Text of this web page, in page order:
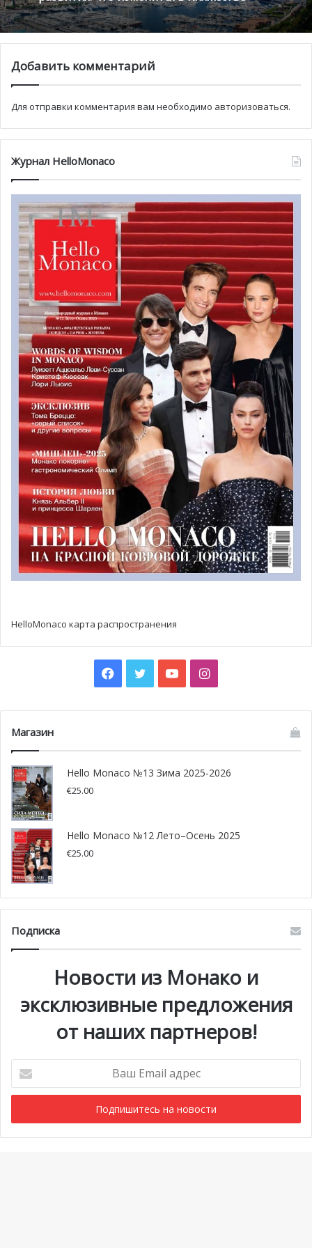
После концерта в Монако
Валерий Гергиевотправится в
концерт в Альберт холле.
Добавить комментарий
Для отправки комментария вам необходимо авторизоваться.
Журнал HelloMonaco
HelloMonaco карта распространения
Facebook
TwitterYouTubeInstagram
Магазин
Hello Monaco №13 Зима 2025-2026
€25.00
Hello Monaco №12 Лето–Осень 2025
€25.00
Подписка
Новости из Монако и
эксклюзивные предложения
от наших партнеров!
Email
адрес